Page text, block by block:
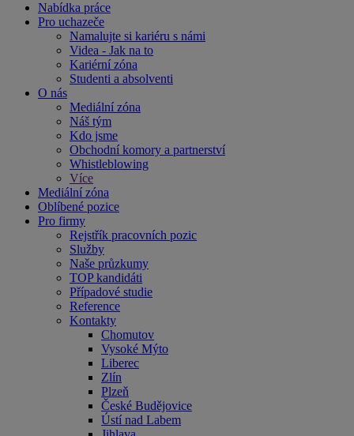
Nabídka práce
Pro uchazeče
Namalujte si kariéru s námi
Videa - Jak na to
Kariérní zóna
Studenti a absolventi
O nás
Mediální zóna
Náš tým
Kdo jsme
Obchodní komory a partnerství
Whistleblowing
Více
Mediální zóna
Oblíbené pozice
Pro firmy
Rejstřík pracovních pozic
Služby
Naše průzkumy
TOP kandidáti
Případové studie
Reference
Kontakty
Chomutov
Vysoké Mýto
Liberec
Zlín
Plzeň
České Budějovice
Ústí nad Labem